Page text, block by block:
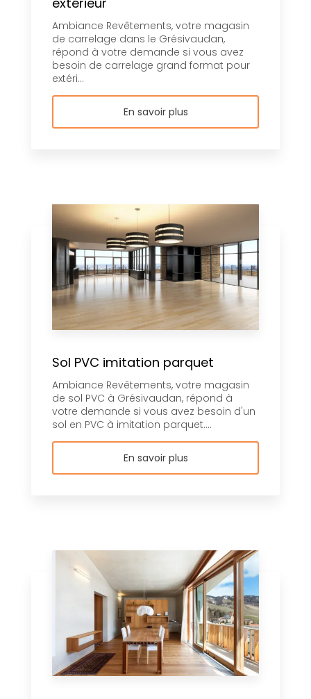
Ambiance Revêtements, votre magasin
de carrelage dans le Grésivaudan,
répond à votre demande si vous avez
besoin de carrelage grand format pour
extéri...
En savoir plus
Sol PVC imitation parquet
Ambiance Revêtements, votre magasin
de sol PVC à Grésivaudan, répond à
votre demande si vous avez besoin d'un
sol en PVC à imitation parquet....
En savoir plus